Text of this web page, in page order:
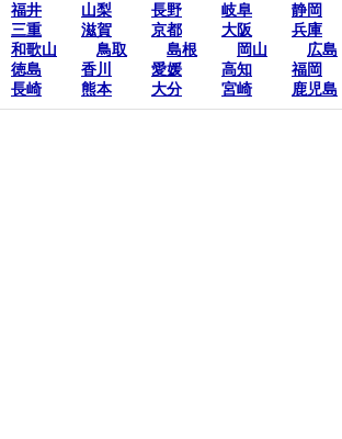
福井
山梨 長野 岐阜 静岡
三重
滋賀 京都 大阪 兵庫
和歌山
鳥取 島根 岡山 広島
徳島
香川 愛媛 高知 福岡
長崎
熊本 大分 宮崎 鹿児島